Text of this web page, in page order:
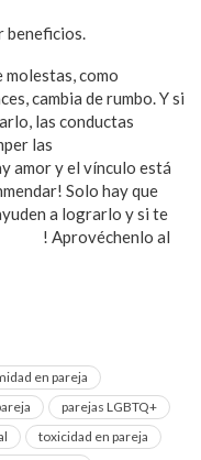
beneficios.
molestas, como
cambia de rumbo. Y si
las conductas
las
amor y el vínculo está
Solo hay que
a lograrlo y si te
! Aprovéchenlo al
en pareja
parejas LGBTQ+
toxicidad en pareja